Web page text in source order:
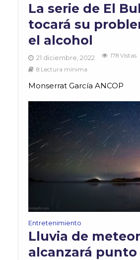
La serie de El
tocará su
el alcohol
21 diciembre, 2022
178 Vistas
8 Lectura mínima
Monserrat García ANCOP
Entretenimiento
Lluvia de
alcanzará